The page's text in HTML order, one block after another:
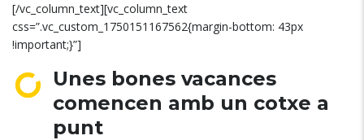
[/vc_column_text][vc_column_text
css=”.vc_custom_1750151167562{margin-bottom: 43px
!important;}”]
Unes bones vacances
comencen amb un cotxe a
punt